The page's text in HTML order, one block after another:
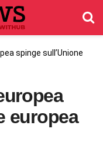
spinge sull’Unione
europea